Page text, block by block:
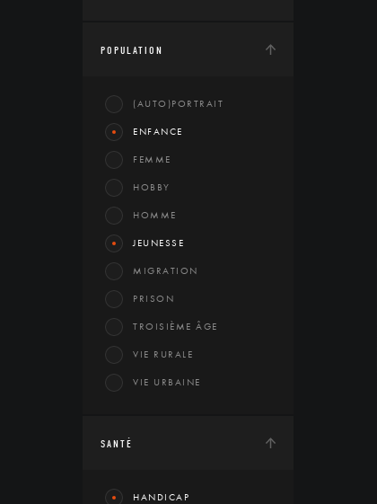
POPULATION
(AUTO)PORTRAIT
ENFANCE
FEMME
HOBBY
HOMME
JEUNESSE
MIGRATION
PRISON
TROISIÈME ÂGE
VIE RURALE
VIE URBAINE
SANTÉ
HANDICAP